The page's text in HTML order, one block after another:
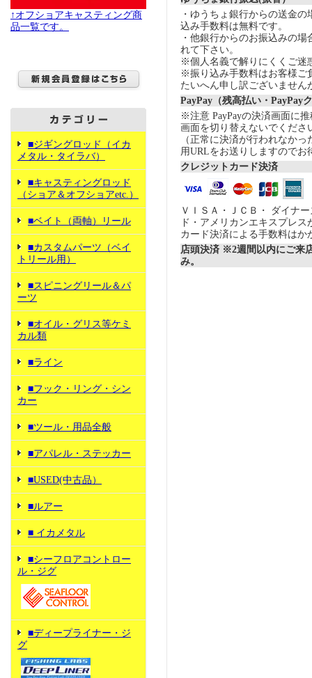
↑オフショアキャスティング商
品一覧です。
■ジギングロッド（イカ
メタル・タイラバ）
■キャスティングロッド
（ショア＆オフショアetc.）
■ベイト（両軸）リール
■カスタムパーツ（ベイ
トリール用）
■スピニングリール＆パ
ーツ
■オイル・グリス等ケミ
カル類
■ライン
■フック・リング・シン
カー
■ツール・用品全般
■アパレル・ステッカー
■USED(中古品）
■ルアー
■ イカメタル
■シーフロアコントロー
ル・ジグ
■ディープライナー・ジ
グ
・ゆうちょ銀行からの送金
込み手数料は無料です。
・他銀行からのお振込みの場
れて下さい。
※個人名義で解りにくくご迷
※振り込み手数料はお客様ご
たいへん申し訳ございません
PayPay（残高払い・PayPay
※注意 PayPayの決済画面に
画面を切り替えないでくださ
（正常に決済が行われなか
用URLをお送りしますのでお
クレジットカード決済
ＶＩＳＡ・ＪＣＢ・ ダイナ
ド・アメリカンエキスプレ
カード決済による手数料はか
店頭決済 ※2週間以内にご来
み。